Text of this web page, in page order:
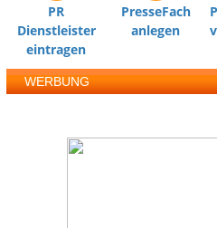
PR
Dienstleister
eintragen
PresseFach
anlegen
WERBUNG